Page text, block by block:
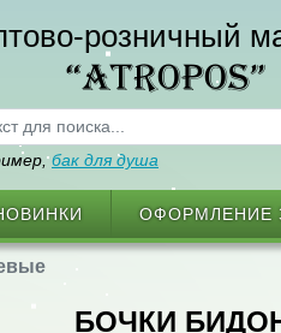
розничный
“ATROPOS”
бак для душа
ОФОРМЛЕНИЕ
БОЧКИ